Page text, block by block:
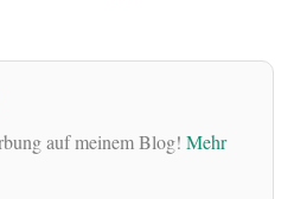
auf meinem Blog! Mehr